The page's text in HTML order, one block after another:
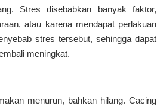
Stres disebabkan banyak faktor,
atau karena mendapat perlakuan
stres tersebut, sehingga dapat
meningkat.
menurun, bahkan hilang. Cacing